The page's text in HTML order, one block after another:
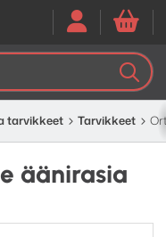
tarvikkeet Tarvikkeet
äänirasia